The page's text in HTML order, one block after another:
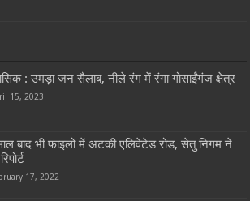
: उमड़ा जन सैलाब, नीले रंग में रंगा गोसाईंगंज क्षेत्र
15, 2023
बाद भी फाइलों में अटकी एलिवेटेड रोड, सेतु निगम ने
17, 2022